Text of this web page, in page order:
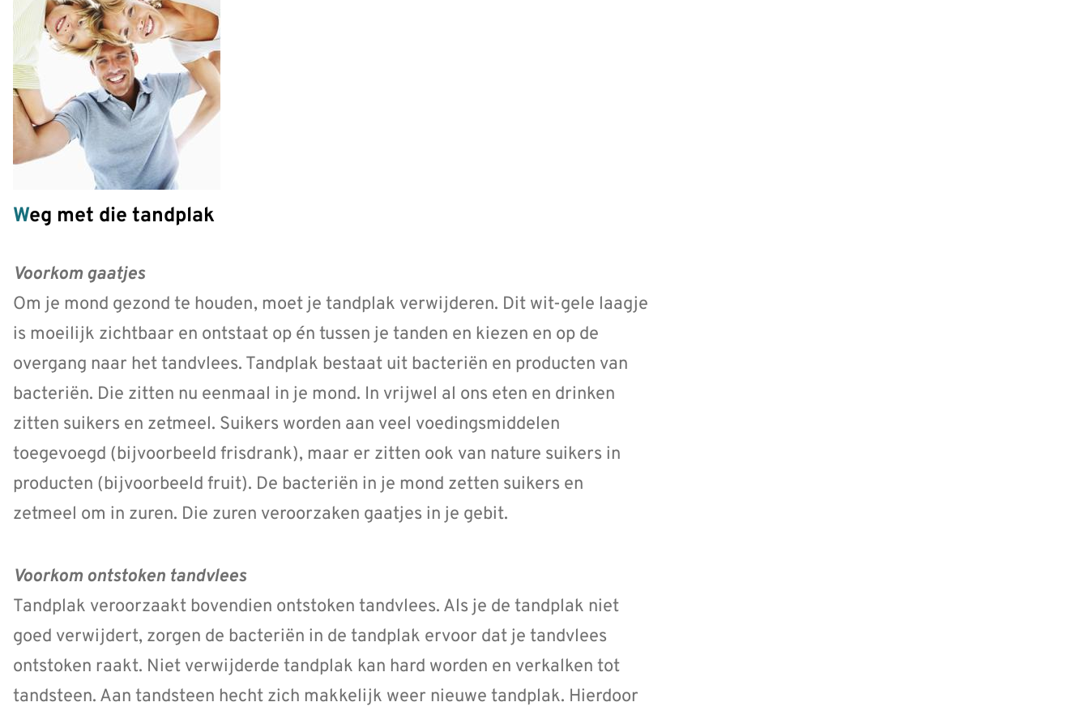
Weg met die tandplak
Voorkom gaatjes
Om je mond gezond te houden, moet je tandplak verwijderen. Dit wit-gele laagje
is moeilijk zichtbaar en ontstaat op én tussen je tanden en kiezen en op de
overgang naar het tandvlees. Tandplak bestaat uit bacteriën en producten van
bacteriën. Die zitten nu eenmaal in je mond. In vrijwel al ons eten en drinken
zitten suikers en zetmeel. Suikers worden aan veel voedingsmiddelen
toegevoegd (bijvoorbeeld frisdrank), maar er zitten ook van nature suikers in
producten (bijvoorbeeld fruit). De bacteriën in je mond zetten suikers en
zetmeel om in zuren. Die zuren veroorzaken gaatjes in je gebit.
Voorkom ontstoken tandvlees
Tandplak veroorzaakt bovendien ontstoken tandvlees. Als je de tandplak niet
goed verwijdert, zorgen de bacteriën in de tandplak ervoor dat je tandvlees
ontstoken raakt. Niet verwijderde tandplak kan hard worden en verkalken tot
tandsteen. Aan tandsteen hecht zich makkelijk weer nieuwe tandplak. Hierdoor